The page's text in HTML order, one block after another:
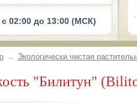
02:00 до 13:00 (МСК)
→ Экологически чистая
"Билитун"